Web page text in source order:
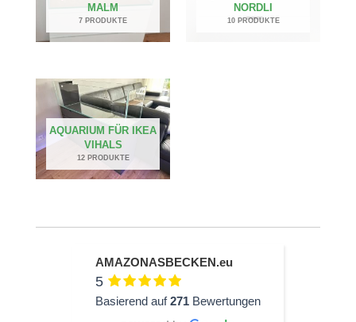
MALM
7 PRODUKTE
NORDLI
10 PRODUKTE
AQUARIUM FÜR IKEA
VIHALS
12 PRODUKTE
AMAZONASBECKEN.eu
5
Basierend auf271 Bewertungen